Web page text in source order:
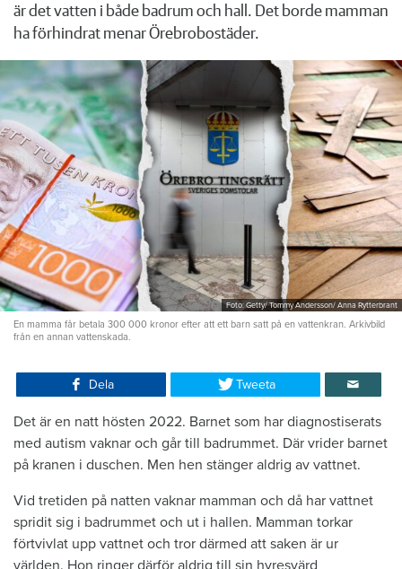
är det vatten i både badrum och hall. Det borde mamman
ha förhindrat menar Örebrobostäder.
Foto: Getty/ Tommy Andersson/ Anna Rytterbrant
En mamma får betala 300 000 kronor efter att ett barn satt på en vattenkran. Arkivbild
från en annan vattenskada.
Dela Tweeta
Det är en natt hösten 2022. Barnet som har diagnostiserats
med autism vaknar och går till badrummet. Där vrider barnet
på kranen i duschen. Men hen stänger aldrig av vattnet.
Vid tretiden på natten vaknar mamman och då har vattnet
spridit sig i badrummet och ut i hallen. Mamman torkar
förtvivlat upp vattnet och tror därmed att saken är ur